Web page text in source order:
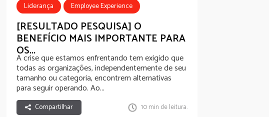
Liderança
Employee Experience
Employee Benefits
Estudo
Wellbeing
Bem-estar
Novo Normal
[RESULTADO PESQUISA] O
BENEFÍCIO MAIS IMPORTANTE PARA
OS...
A crise que estamos enfrentando tem exigido que
todas as organizações, independentemente de seu
tamanho ou categoria, encontrem alternativas
para seguir operando. Ao...
Compartilhar 10 min de leitura.